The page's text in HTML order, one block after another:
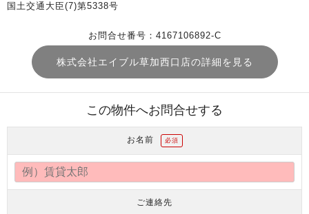
国土交通大臣(7)第5338号
お問合せ番号：4167106892-C
株式会社エイブル草加西口店の詳細を見る
この物件へお問合せする
お名前 必須
ご連絡先